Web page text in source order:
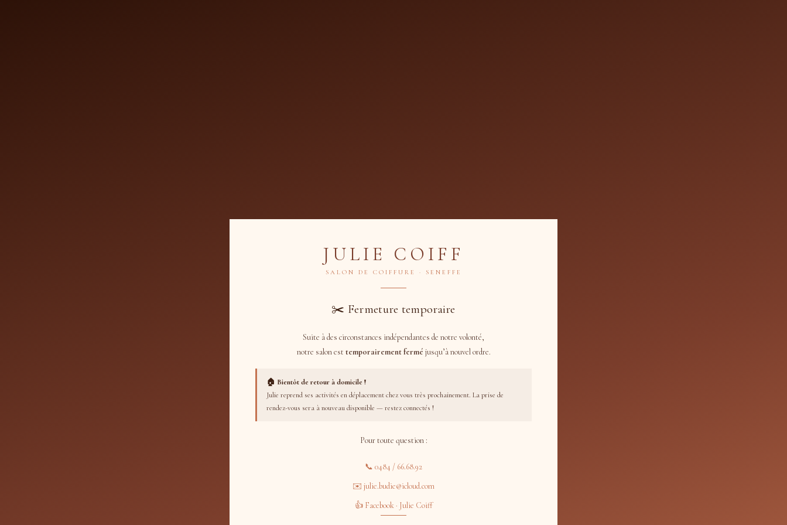
Programmer votre service
Consultez nos disponibilités et réservez la date et l'heure qui vous conviennent.
JULIE COIFF
SALON DE COIFFURE · SENEFFE
✂️ Fermeture temporaire
Suite à des circonstances indépendantes de notre volonté,
notre salon est temporairement fermé jusqu’à nouvel ordre.
🏠 Bientôt de retour à domicile !
Julie reprend ses activités en déplacement chez vous très prochainement. La prise de
rendez-vous sera à nouveau disponible — restez connectés !
Pour toute question :
📞 0484 / 66.68.92
✉️ julie.budie@icloud.com
👍 Facebook · Julie Coiff